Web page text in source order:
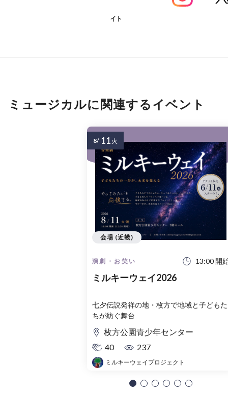
イト
ミュージカルに関連するイベント
演劇・お笑い 13:00 開
ミルキーウェイ2026
七夕伝説発祥の地・枚方で地域と子どもた
ちが紡ぐ舞台
枚方公園青少年センター
40
237
ミルキーウェイプロジェクト
会場 (近畿)
8/ 11 火